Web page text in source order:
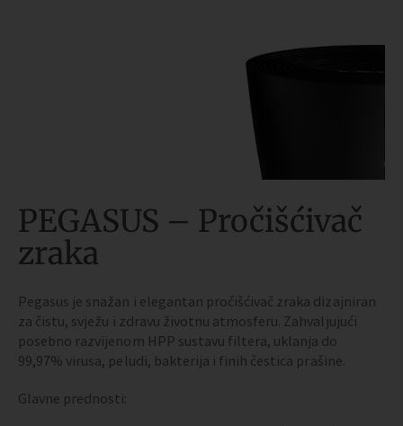
PEGASUS – Pročišćivač
zraka
Pegasus je snažan i elegantan pročišćivač zraka dizajniran
za čistu, svježu i zdravu životnu atmosferu. Zahvaljujući
posebno razvijenom HPP sustavu filtera, uklanja do
99,97% virusa, peludi, bakterija i finih čestica prašine.
Glavne prednosti: